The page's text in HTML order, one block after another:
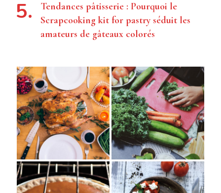
Tendances pâtisserie : Pourquoi le
Scrapcooking kit for pastry séduit les
amateurs de gâteaux colorés